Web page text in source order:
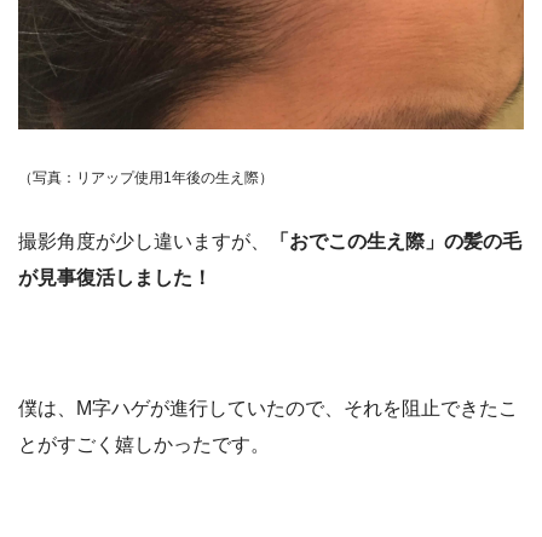
（写真：リアップ使用1年後の生え際）
撮影角度が少し違いますが、
「おでこの生え際」の髪の毛
が見事復活しました！
僕は、M字ハゲが進行していたので、それを阻止できたこ
とがすごく嬉しかったです。